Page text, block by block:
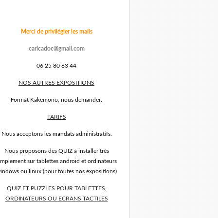
Merci de privilégier les mails
caricadoc@gmail.com
06 25 80 83 44
NOS AUTRES EXPOSITIONS
Format Kakemono, nous demander.
TARIFS
Nous acceptons les mandats administratifs.
Nous proposons des QUIZ à installer très
sur tablettes android et ordinateurs
ou linux (pour toutes nos expositions)
QUIZ ET PUZZLES POUR TABLETTES,
ORDINATEURS OU ECRANS TACTILES